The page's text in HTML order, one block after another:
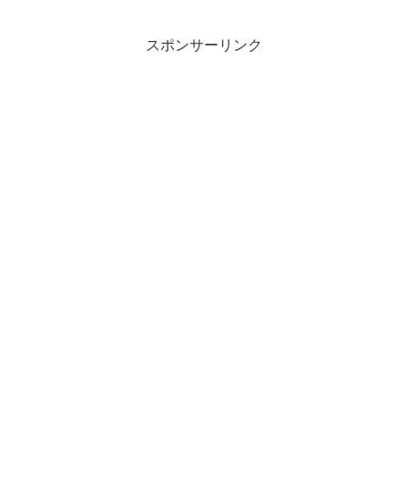
スポンサーリンク